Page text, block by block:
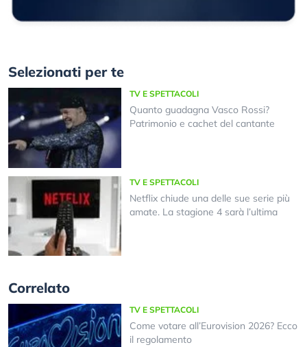
Selezionati per te
TV E SPETTACOLI
Quanto guadagna Vasco Rossi?
Patrimonio e cachet del cantante
TV E SPETTACOLI
Netflix chiude una delle sue serie più
amate. La stagione 4 sarà l’ultima
Correlato
TV E SPETTACOLI
Come votare all’Eurovision 2026? Ecco
il regolamento